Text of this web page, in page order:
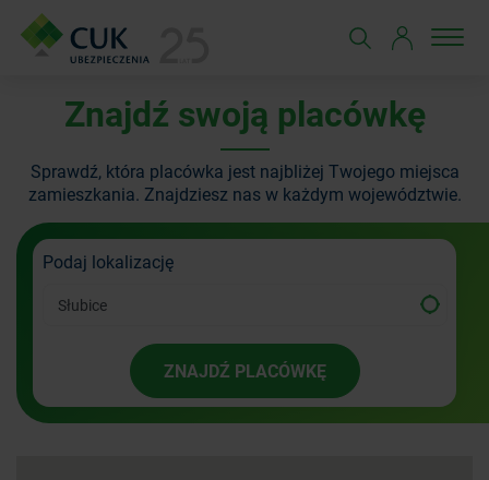
Znajdź swoją placówkę
Sprawdź, która placówka jest najbliżej Twojego miejsca
zamieszkania. Znajdziesz nas w każdym województwie.
Podaj lokalizację
ZNAJDŹ PLACÓWKĘ